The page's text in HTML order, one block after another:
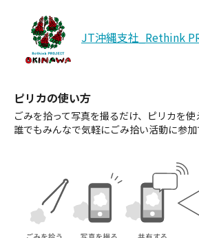
JT沖縄支社_Rethink
ピリカの使い方
ごみを拾って写真を撮るだけ、ピリカを使
誰でもみんなで気軽にごみ拾い活動に参加